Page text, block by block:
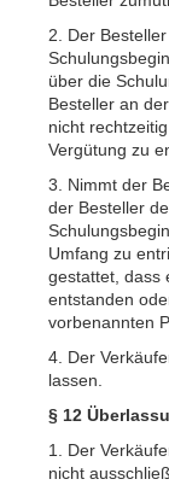
2. Der
über die
Besteller an
nicht
Vergütung zu
3. Nimmt der
der Besteller
Umfang zu
gestattet, dass
entstanden
vorbenannten
4. Der
lassen.
§ 12
1. Der
nicht